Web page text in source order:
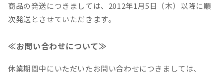
商品の発送につきましては、2012年1月5日（木）以降に順
次発送とさせていただきます。
≪お問い合わせについて≫
休業期間中にいただいたお問い合わせにつきましては、